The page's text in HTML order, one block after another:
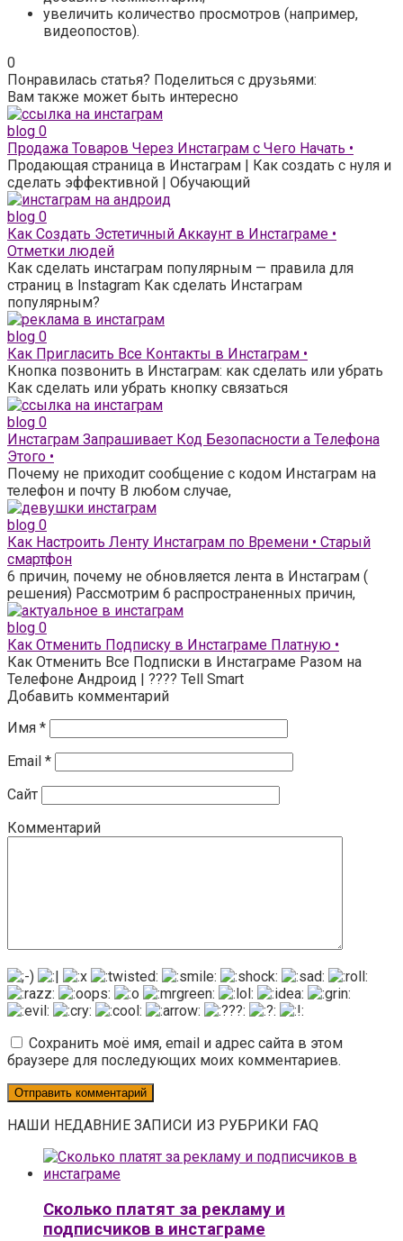
увеличить количество просмотров (например,
видеопостов).
0
Понравилась статья? Поделиться с друзьями:
Вам также может быть интересно
blog 0
Продажа Товаров Через Инстаграм с Чего Начать •
Продающая страница в Инстаграм | Как создать с нуля и
сделать эффективной | Обучающий
blog 0
Как Создать Эстетичный Аккаунт в Инстаграме •
Отметки людей
Как сделать инстаграм популярным — правила для
страниц в Instagram Как сделать Инстаграм
популярным?
blog 0
Как Пригласить Все Контакты в Инстаграм •
Кнопка позвонить в Инстаграм: как сделать или убрать
Как сделать или убрать кнопку связаться
blog 0
Инстаграм Запрашивает Код Безопасности а Телефона
Этого •
Почему не приходит сообщение с кодом Инстаграм на
телефон и почту В любом случае,
blog 0
Как Настроить Ленту Инстаграм по Времени • Старый
смартфон
6 причин, почему не обновляется лента в Инстаграм (
решения) Рассмотрим 6 распространенных причин,
blog 0
Как Отменить Подписку в Инстаграме Платную •
Как Отменить Все Подписки в Инстаграме Разом на
Телефоне Андроид | ???? Tell Smart
Добавить комментарий
Имя *
Email *
Сайт
Комментарий
Сохранить моё имя, email и адрес сайта в этом
браузере для последующих моих комментариев.
НАШИ НЕДАВНИЕ ЗАПИСИ ИЗ РУБРИКИ FAQ
Сколько платят за рекламу и
подписчиков в инстаграме